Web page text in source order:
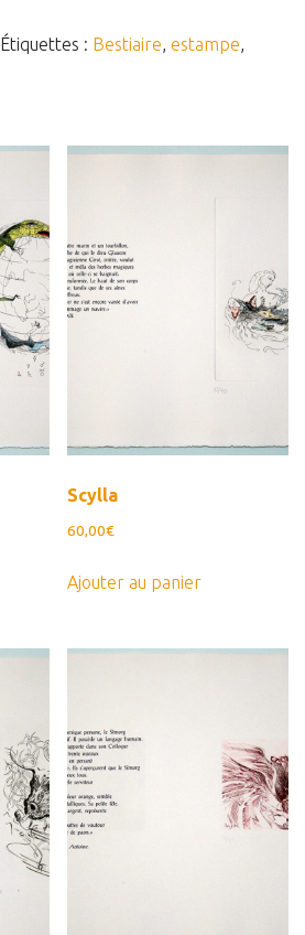
Étiquettes : Bestiaire, estampe,
Scylla
60,00€
Ajouter au panier